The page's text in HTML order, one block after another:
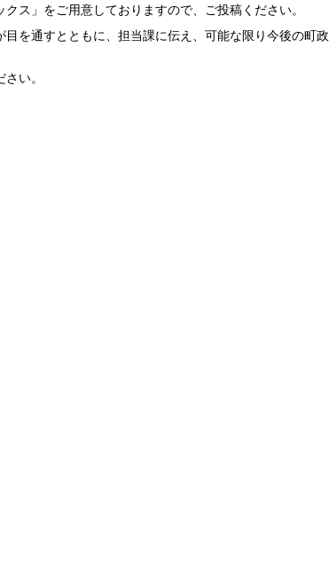
ス」をご用意しておりますので、ご投稿ください。
を通すとともに、担当課に伝え、可能な限り今後の町政
い。